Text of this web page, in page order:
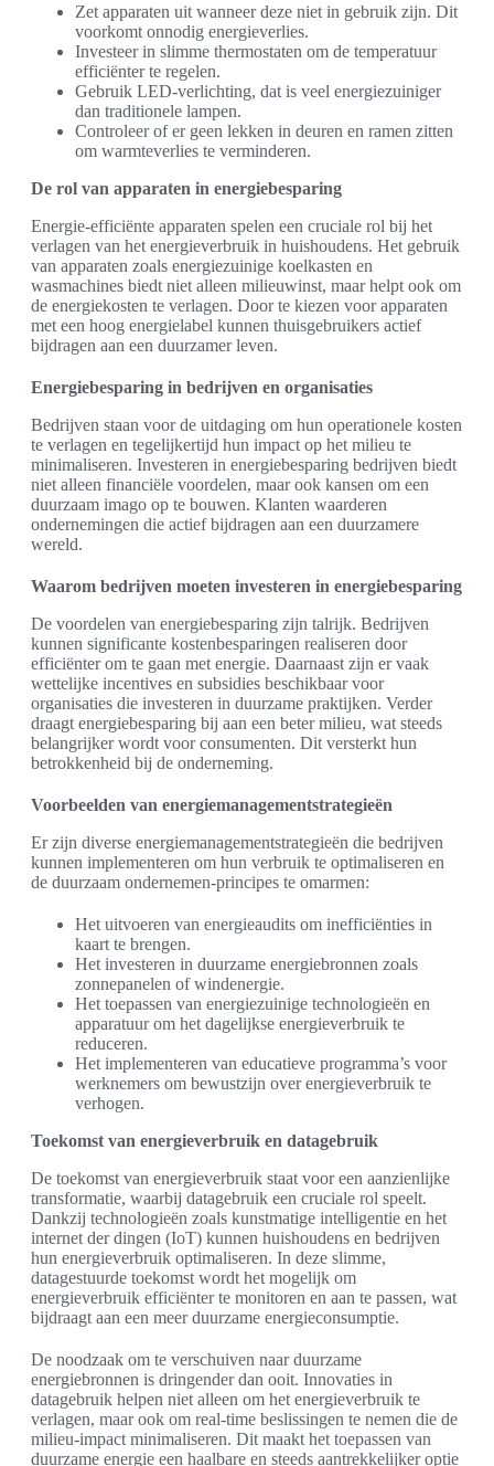
Zet apparaten uit wanneer deze niet in gebruik zijn. Dit
voorkomt onnodig energieverlies.
Investeer in slimme thermostaten om de temperatuur
efficiënter te regelen.
Gebruik LED-verlichting, dat is veel energiezuiniger
dan traditionele lampen.
Controleer of er geen lekken in deuren en ramen zitten
om warmteverlies te verminderen.
De rol van apparaten in energiebesparing
Energie-efficiënte apparaten spelen een cruciale rol bij het
verlagen van het energieverbruik in huishoudens. Het gebruik
van apparaten zoals energiezuinige koelkasten en
wasmachines biedt niet alleen milieuwinst, maar helpt ook om
de energiekosten te verlagen. Door te kiezen voor apparaten
met een hoog energielabel kunnen thuisgebruikers actief
bijdragen aan een duurzamer leven.
Energiebesparing in bedrijven en organisaties
Bedrijven staan voor de uitdaging om hun operationele kosten
te verlagen en tegelijkertijd hun impact op het milieu te
minimaliseren. Investeren in energiebesparing bedrijven biedt
niet alleen financiële voordelen, maar ook kansen om een
duurzaam imago op te bouwen. Klanten waarderen
ondernemingen die actief bijdragen aan een duurzamere
wereld.
Waarom bedrijven moeten investeren in energiebesparing
De voordelen van energiebesparing zijn talrijk. Bedrijven
kunnen significante kostenbesparingen realiseren door
efficiënter om te gaan met energie. Daarnaast zijn er vaak
wettelijke incentives en subsidies beschikbaar voor
organisaties die investeren in duurzame praktijken. Verder
draagt energiebesparing bij aan een beter milieu, wat steeds
belangrijker wordt voor consumenten. Dit versterkt hun
betrokkenheid bij de onderneming.
Voorbeelden van energiemanagementstrategieën
Er zijn diverse energiemanagementstrategieën die bedrijven
kunnen implementeren om hun verbruik te optimaliseren en
de duurzaam ondernemen-principes te omarmen:
Het uitvoeren van energieaudits om inefficiënties in
kaart te brengen.
Het investeren in duurzame energiebronnen zoals
zonnepanelen of windenergie.
Het toepassen van energiezuinige technologieën en
apparatuur om het dagelijkse energieverbruik te
reduceren.
Het implementeren van educatieve programma’s voor
werknemers om bewustzijn over energieverbruik te
verhogen.
Toekomst van energieverbruik en datagebruik
De toekomst van energieverbruik staat voor een aanzienlijke
transformatie, waarbij datagebruik een cruciale rol speelt.
Dankzij technologieën zoals kunstmatige intelligentie en het
internet der dingen (IoT) kunnen huishoudens en bedrijven
hun energieverbruik optimaliseren. In deze slimme,
datagestuurde toekomst wordt het mogelijk om
energieverbruik efficiënter te monitoren en aan te passen, wat
bijdraagt aan een meer duurzame energieconsumptie.
De noodzaak om te verschuiven naar duurzame
energiebronnen is dringender dan ooit. Innovaties in
datagebruik helpen niet alleen om het energieverbruik te
verlagen, maar ook om real-time beslissingen te nemen die de
milieu-impact minimaliseren. Dit maakt het toepassen van
duurzame energie een haalbare en steeds aantrekkelijker optie